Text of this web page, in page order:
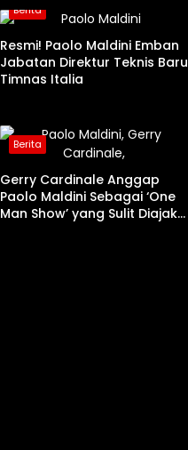
Berita
Resmi! Paolo Maldini Emban
Jabatan Direktur Teknis Baru
Timnas Italia
Berita
Gerry Cardinale Anggap
Paolo Maldini Sebagai ‘One
Man Show’ yang Sulit Diajak